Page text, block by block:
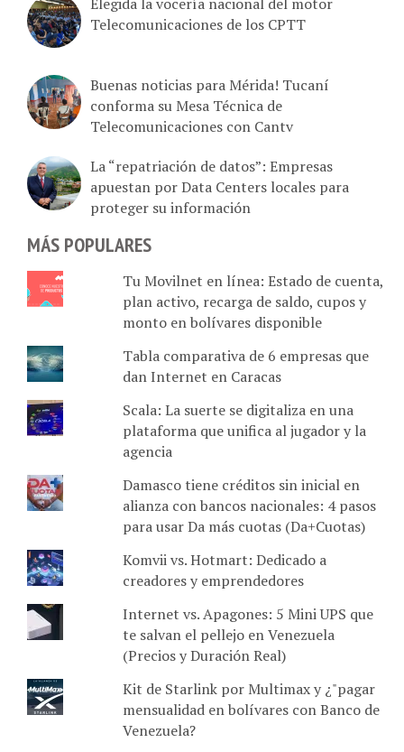
Telecomunicaciones de los CPTT
Buenas noticias para Mérida! Tucaní
conforma su Mesa Técnica de
Telecomunicaciones con Cantv
La “repatriación de datos”: Empresas
apuestan por Data Centers locales para
proteger su información
MÁS POPULARES
Tu Movilnet en línea: Estado de cuenta,
plan activo, recarga de saldo, cupos y
monto en bolívares disponible
Tabla comparativa de 6 empresas que
dan Internet en Caracas
Scala: La suerte se digitaliza en una
plataforma que unifica al jugador y la
agencia
Damasco tiene créditos sin inicial en
alianza con bancos nacionales: 4 pasos
para usar Da más cuotas (Da+Cuotas)
Komvii vs. Hotmart: Dedicado a
creadores y emprendedores
Internet vs. Apagones: 5 Mini UPS que
te salvan el pellejo en Venezuela
(Precios y Duración Real)
Kit de Starlink por Multimax y ¿"pagar
mensualidad en bolívares con Banco de
Venezuela?